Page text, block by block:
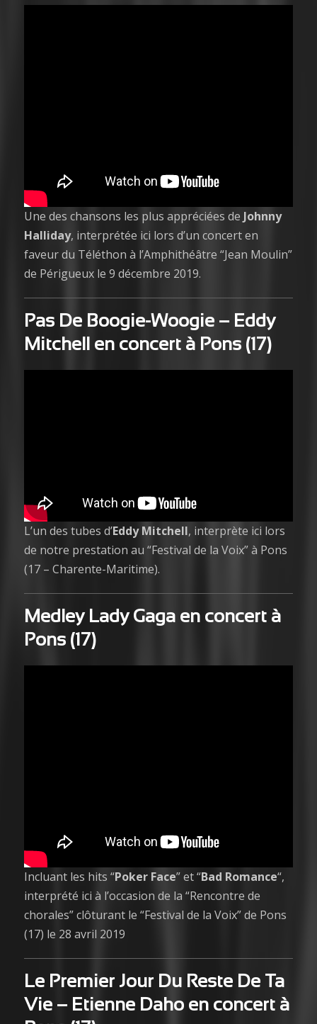
Une des chansons les plus appréciées de Johnny
Halliday, interprétée ici lors d’un concert en
faveur du Téléthon à l’Amphithéâtre “Jean Moulin”
de Périgueux le 9 décembre 2019.
Pas De Boogie-Woogie – Eddy
Mitchell en concert à Pons (17)
L’un des tubes d’Eddy Mitchell, interprète ici lors
de notre prestation au “Festival de la Voix” à Pons
(17 – Charente-Maritime).
Medley Lady Gaga en concert à
Pons (17)
Incluant les hits “Poker Face” et “Bad Romance“,
interprété ici à l’occasion de la “Rencontre de
chorales” clôturant le “Festival de la Voix” de Pons
(17) le 28 avril 2019
Le Premier Jour Du Reste De Ta
Vie – Etienne Daho en concert à